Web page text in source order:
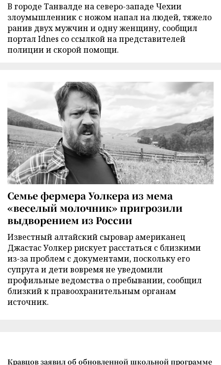
В городе Танвалде на северо-западе Чехии
злоумышленник с ножом напал на людей, тяжело
ранив двух мужчин и одну женщину, сообщил
портал Idnes со ссылкой на представителей
полиции и скорой помощи.
Семье фермера Уолкера из мема
«веселый молочник» пригрозили
выдворением из России
Известный алтайский сыровар американец
Джастас Уолкер рискует расстаться с близкими
из-за проблем с документами, поскольку его
супруга и дети вовремя не уведомили
профильные ведомства о пребывании, сообщил
близкий к правоохранительным органам
источник.
Кравцов заявил об обновленной школьной программе